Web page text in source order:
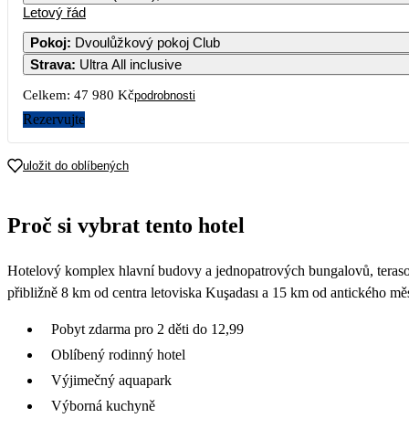
Letový řád
Pokoj: Dvoulůžkový pokoj Club
Strava: Ultra All inclusive
Celkem: 47 980 Kčpodrobnosti
Rezervujte
uložit do oblíbených
Proč si vybrat tento hotel
Hotelový komplex hlavní budovy a jednopatrových bungalovů,
přibližně 8 km od centra letoviska Kuşadası a 15 km od antického
Pobyt zdarma pro 2 děti do 12,99
Oblíbený rodinný hotel
Výjimečný aquapark
Výborná kuchyně